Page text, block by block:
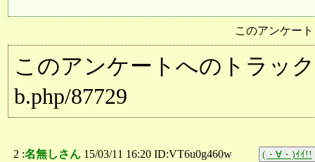
このアンケー
このアンケートへのトラッ
b.php/87729
2 :名無しさん 15/03/11 16:20 ID:VT6u0g460w (・∀・)ｲｲ!!